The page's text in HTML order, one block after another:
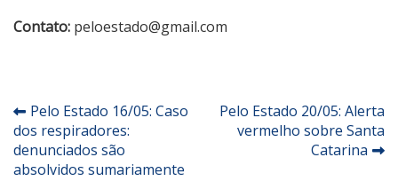
Contato: peloestado@gmail.com
Navegação
de
Post
Pelo Estado 16/05: Caso
dos respiradores:
denunciados são
absolvidos sumariamente
Pelo Estado 20/05: Alerta
vermelho sobre Santa
Catarina